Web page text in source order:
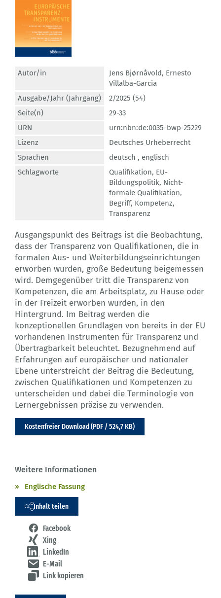
Autor/in Jens Bjørnåvold, Ernesto
Villalba-Garcia
Ausgabe/Jahr (Jahrgang)
2/2025 (54)
Seite(n)
29-33
URN
urn:nbn:de:0035-bwp-25229
Lizenz
Deutsches Urheberrecht
Sprachen
deutsch , englisch
Schlagworte
Qualifikation, EU-
Bildungspolitik, Nicht-
formale Qualifikation,
Begriff, Kompetenz,
Transparenz
Ausgangspunkt des Beitrags ist die Beobachtung,
dass der Transparenz von Qualifikationen, die in
formalen Aus- und Weiterbildungseinrichtungen
erworben wurden, große Bedeutung beigemessen
wird. Demgegenüber tritt die Transparenz von
Kompetenzen, die am Arbeitsplatz, zu Hause oder
in der Freizeit erworben wurden, in den
Hintergrund. Im Beitrag werden die
konzeptionellen Grundlagen von bereits in der EU
vorhandenen Instrumenten für Transparenz und
Übertragbarkeit beleuchtet. Bezugnehmend auf
Erfahrungen auf europäischer und nationaler
Ebene unterstreicht der Beitrag die Bedeutung,
zwischen Qualifikationen und Kompetenzen zu
unterscheiden und dabei die Terminologie von
Lernergebnissen präzise zu verwenden.
Kostenfreier Download (PDF / 524,7 KB)
Weitere Informationen
Englische Fassung
Inhalt teilen
Facebook
Xing
LinkedIn
E-Mail
Link kopieren